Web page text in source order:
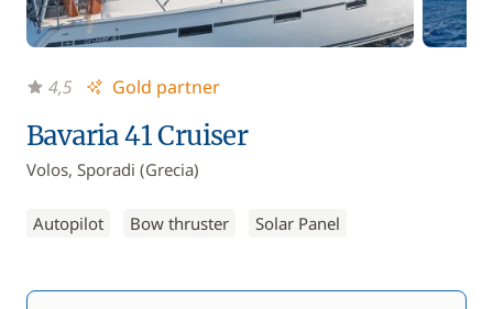
Bavaria 41 Cruiser
Volos, Sporadi (Grecia)
Autopilot Bow thruster Solar Panel
4,5 Gold partner